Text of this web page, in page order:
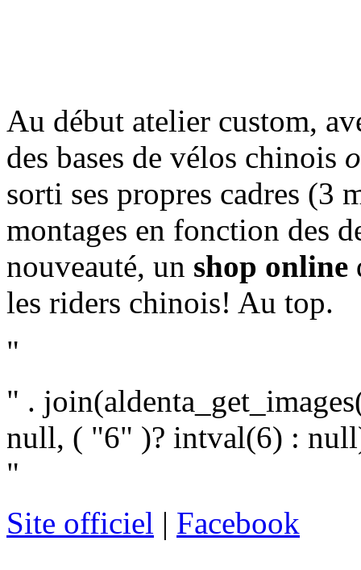
Au début atelier custom,
des bases de vélos chinois
sorti ses propres cadres (3
montages en fonction des
nouveauté, un shop online
les riders chinois! Au top.
"
" .
null, ( "6" )? intval(6) :
"
Site officiel | Facebook